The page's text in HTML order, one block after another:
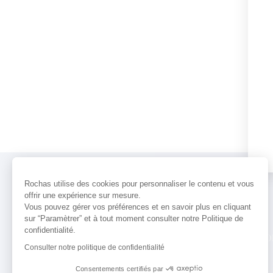
Rochas utilise des cookies pour personnaliser le contenu et vous
offrir une expérience sur mesure.
Vous pouvez gérer vos préférences et en savoir plus en cliquant
sur “Paramètrer” et à tout moment consulter notre Politique de
confidentialité.
Consulter notre politique de confidentialité
Consentements certifiés par